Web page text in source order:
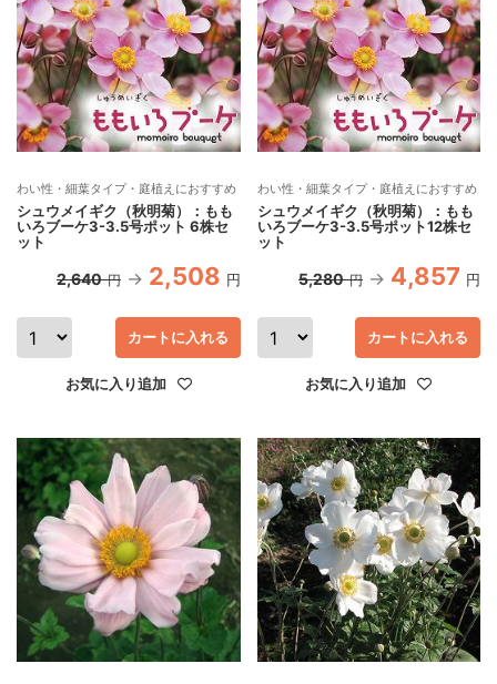
わい性・細葉タイプ・庭植えにおすすめ
シュウメイギク（秋明菊）：もも
いろブーケ3-3.5号ポット 6株セ
ット
2,640 円 2,508 円
お気に入り追加
カートに入れる
わい性・細葉タイプ・庭植えにおすすめ
シュウメイギク（秋明菊）：もも
いろブーケ3-3.5号ポット12株セ
ット
5,280 円 4,857 円
お気に入り追加
カートに入れる